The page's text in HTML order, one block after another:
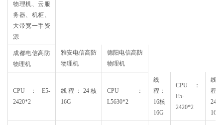
物理机、云服
务器、机柜、
大带宽一手资
源
成都电信高防
物理机
雅安电信高防
物理机
德阳电信高防
物理机
CPU：E5-
2420*2
线程：24核
16G
CPU：
L5630*2
线
程：
16核
16G
CPU：
E5-
2420*2
线
程：
24核
16G